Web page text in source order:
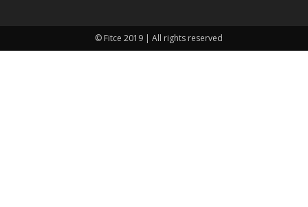
© Fitce 2019 | All rights reserved